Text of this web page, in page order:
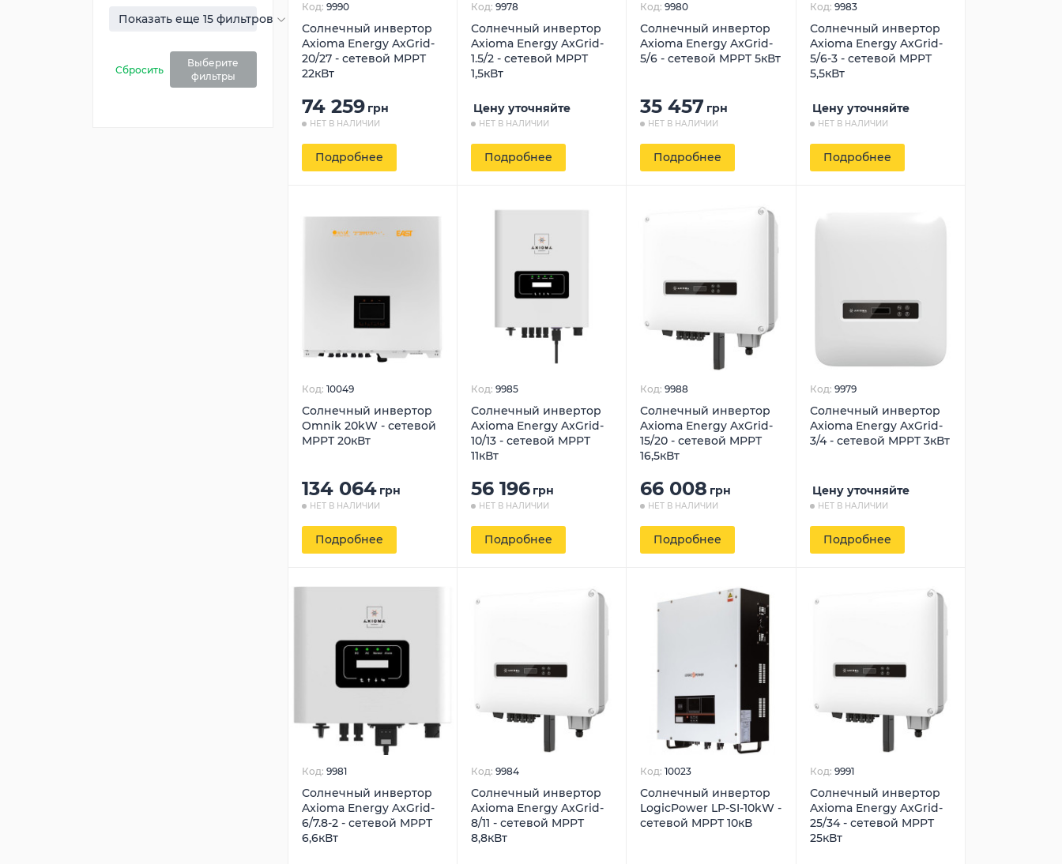
Показать еще 15 фильтров
Сбросить
Выберите
фильтры
Код: 9990
Солнечный инвертор
Axioma Energy AxGrid-
20/27 - сетевой MPPT
22кВт
74 259 грн
НЕТ В НАЛИЧИИ
Подробнее
Код: 9978
Солнечный инвертор
Axioma Energy AxGrid-
1.5/2 - сетевой MPPT
1,5кВт
Цену уточняйте
НЕТ В НАЛИЧИИ
Подробнее
Код: 9980
Солнечный инвертор
Axioma Energy AxGrid-
5/6 - сетевой MPPT 5кВт
35 457 грн
НЕТ В НАЛИЧИИ
Подробнее
Код: 9983
Солнечный инвертор
Axioma Energy AxGrid-
5/6-3 - сетевой MPPT
5,5кВт
Цену уточняйте
НЕТ В НАЛИЧИИ
Подробнее
Код: 10049
Солнечный инвертор
Omnik 20kW - сетевой
MPPT 20кВт
134 064 грн
НЕТ В НАЛИЧИИ
Подробнее
Код: 9985
Солнечный инвертор
Axioma Energy AxGrid-
10/13 - сетевой MPPT
11кВт
56 196 грн
НЕТ В НАЛИЧИИ
Подробнее
Код: 9988
Солнечный инвертор
Axioma Energy AxGrid-
15/20 - сетевой MPPT
16,5кВт
66 008 грн
НЕТ В НАЛИЧИИ
Подробнее
Код: 9979
Солнечный инвертор
Axioma Energy AxGrid-
3/4 - сетевой MPPT 3кВт
Цену уточняйте
НЕТ В НАЛИЧИИ
Подробнее
Код: 9981
Солнечный инвертор
Axioma Energy AxGrid-
6/7.8-2 - сетевой MPPT
6,6кВт
Код: 9984
Солнечный инвертор
Axioma Energy AxGrid-
8/11 - сетевой MPPT
8,8кВт
Код: 10023
Солнечный инвертор
LogicPower LP-SI-10kW -
сетевой MPPT 10кВ
Код: 9991
Солнечный инвертор
Axioma Energy AxGrid-
25/34 - сетевой MPPT
25кВт